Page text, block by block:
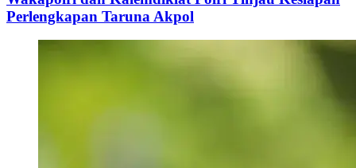
Perlengkapan Taruna Akpol